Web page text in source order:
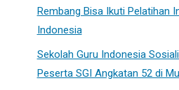
Rembang Bisa Ikuti Pelatihan
Indonesia
Sekolah Guru Indonesia
Peserta SGI Angkatan 52 di